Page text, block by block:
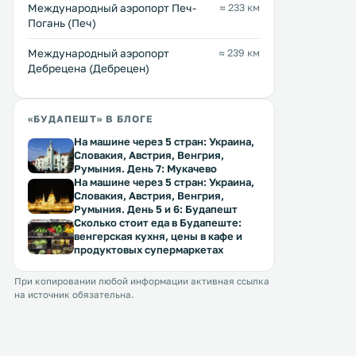
от Венгерского национального
музея и в 800 метрах от
термальной купальни Геллерт. На
всей территории работает
бесплатный Wi-Fi. .
Перейти →
духовкой. .
Международный аэропорт Печ-
Погань (Печ)
≈ 233 км
Международный аэропорт
Дебрецена (Дебрецен)
≈ 239 км
«БУДАПЕШТ» В БЛОГЕ
На машине через 5 стран: Украина,
Словакия, Австрия, Венгрия,
Румыния. День 7: Мукачево
На машине через 5 стран: Украина,
Словакия, Австрия, Венгрия,
Румыния. День 5 и 6: Будапешт
Сколько стоит еда в Будапеште:
венгерская кухня, цены в кафе и
продуктовых супермаркетах
При копировании любой информации активная ссылка
на источник обязательна.